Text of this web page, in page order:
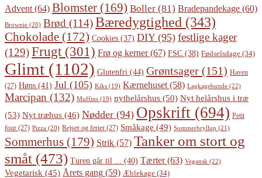
Advent (64) Blomster (169) Boller (81) Bradepandekage (60)
Brownie (20) Brød (114)Bæredygtighed (343)
Chokolade (172) Cookies (37) DIY(95) festlige kager
(129)Frugt (301) Frø og kerner(67) FSC (38) Fødselsdage (34)
Glimt (1102) Glutenfri (44) Grøntsager (151) Haven
(27) Høns (41) Jul (105) Kiks (19) Kærnehuset (58) Lagkagebunde (22)
Marcipan (132) Muffins (19) nythelårshus (50) Nyt helårshus i træ
(53) Nyt træhus (46) Nødder (94) Opskrift (694) Petit
four (27) Pizza (20) Rejser og ferier (27) Småkage (49) Sommerbryllup (21)
Sommerhus (179) Strik (57) Tanker om stort og
småt (473) Turen går til ... (40) Tærter(63) Vegansk (22)
Vegetarisk (45) Årets gang (59) Æblekage (34)